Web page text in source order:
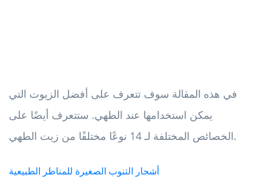
في هذه المقالة سوف تتعرف على أفضل الزيوت التي
يمكن استخدامها عند الطهي. ستتعرف أيضًا على
الخصائص المختلفة لـ 14 نوعًا مختلفًا من زيت الطهي.
أشجار التنوب الصغيرة للمناظر الطبيعية